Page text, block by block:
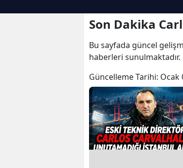
Son Dakika
Bu sayfada güncel
haberleri
Güncelleme Tarihi: Ocak